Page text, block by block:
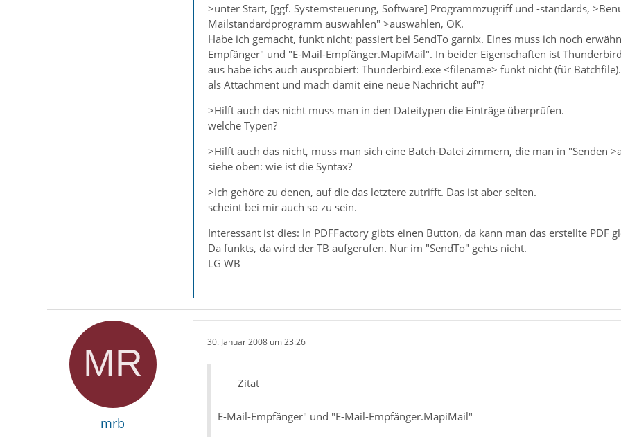
>unter Start, [ggf. Systemsteuerung, Software] Programmzugriff und -standards,
Mailstandardprogramm auswählen" >auswählen, OK.
Habe ich gemacht, funkt nicht; passiert bei SendTo garnix. Eines muss ich noch
Empfänger" und "E-Mail-Empfänger.MapiMail". In beider Eigenschaften ist
aus habe ichs auch ausprobiert: Thunderbird.exe <filename> funkt nicht (für
als Attachment und mach damit eine neue Nachricht auf"?
>Hilft auch das nicht muss man in den Dateitypen die Einträge überprüfen.
welche Typen?
>Hilft auch das nicht, muss man sich eine Batch-Datei zimmern, die man in "Senden
siehe oben: wie ist die Syntax?
>Ich gehöre zu denen, auf die das letztere zutrifft. Das ist aber selten.
scheint bei mir auch so zu sein.
Interessant ist dies: In PDFFactory gibts einen Button, da kann man das erstellte PDF
Da funkts, da wird der TB aufgerufen. Nur im "SendTo" gehts nicht.
LG WB
mrb
30. Januar 2008 um 23:26
Zitat
E-Mail-Empfänger" und "E-Mail-Empfänger.MapiMail"